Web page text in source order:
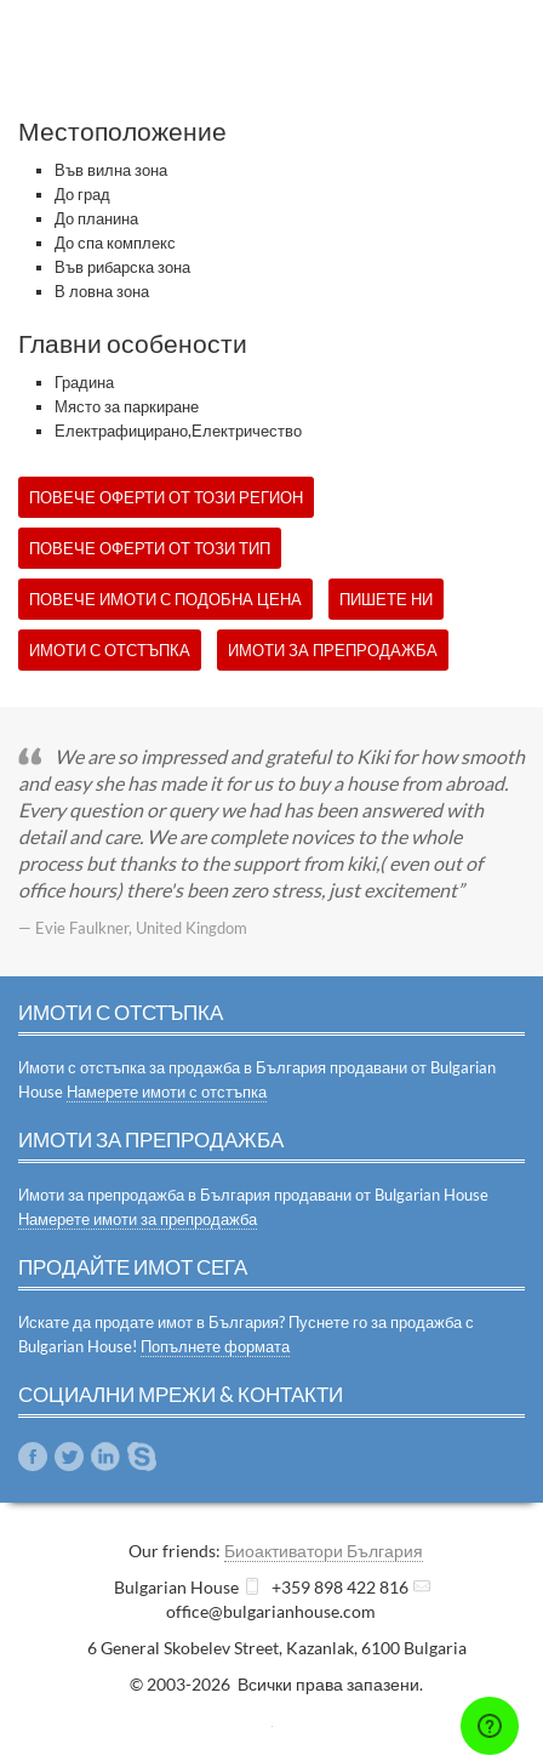
Местоположение
Във вилна зона
До град
До планина
До спа комплекс
Във рибарска зона
В ловна зона
Главни особености
Градина
Място за паркиране
Електрафицирано,Електричество
ПОВЕЧЕ ОФЕРТИ ОТ ТОЗИ РЕГИОН
ПОВЕЧЕ ОФЕРТИ ОТ ТОЗИ ТИП
ПОВЕЧЕ ИМОТИ С ПОДОБНА ЦЕНА ПИШЕТЕ НИ
ИМОТИ С ОТСТЪПКА ИМОТИ ЗА ПРЕПРОДАЖБА
We are so impressed and grateful to Kiki for how smooth
and easy she has made it for us to buy a house from abroad.
Every question or query we had has been answered with
detail and care. We are complete novices to the whole
process but thanks to the support from kiki,( even out of
office hours) there's been zero stress, just excitement
— Evie Faulkner, United Kingdom
ИМОТИ С ОТСТЪПКА
Имоти с отстъпка за продажба в България продавани от Bulgarian
House Намерете имоти с отстъпка
ИМОТИ ЗА ПРЕПРОДАЖБА
Имоти за препродажба в България продавани от Bulgarian House
Намерете имоти за препродажба
ПРОДАЙТЕ ИМОТ СЕГА
Искате да продате имот в България? Пуснете го за продажба с
Bulgarian House! Попълнете формата
СОЦИАЛНИ МРЕЖИ & КОНТАКТИ
Our friends: Биоактиватори България
Bulgarian House
+359 898 422 816
office@bulgarianhouse.com
6 General Skobelev Street, Kazanlak,6100 Bulgaria
© 2003-2026 Всички права запазени.